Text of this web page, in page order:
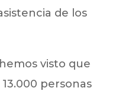
de los
visto que
personas